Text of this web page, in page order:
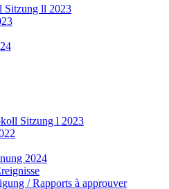
Sitzung ll 2023
Sitzung l 2023
2024
/ Rapports à approuver